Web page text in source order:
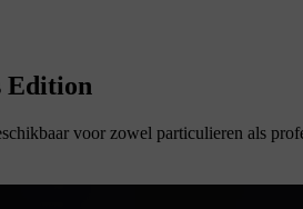
Edition
voor zowel particulieren als